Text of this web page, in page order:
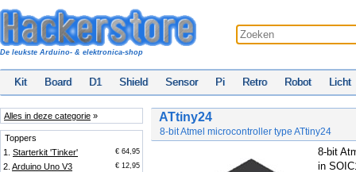
De leukste Arduino- & elektronica-shop
Kit Board D1 Shield Sensor Pi Retro Robot Licht
Alles in deze categorie »
Toppers
1. Starterkit 'Tinker' € 64,95
2. Arduino Uno V3 € 12,95
ATtiny24
8-bit Atmel microcontroller type ATtiny24
8-bit
in